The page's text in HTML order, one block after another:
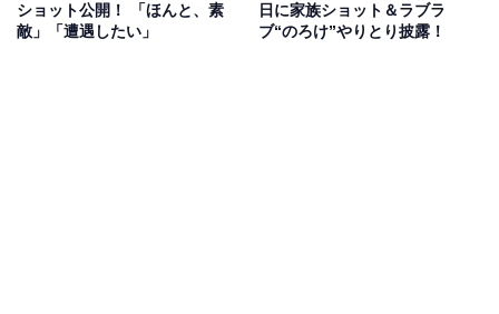
ショット公開！ 「ほんと、素
敵」「遭遇したい」
日に家族ショット＆ラブラ
ブ“のろけ”やりとり披露！